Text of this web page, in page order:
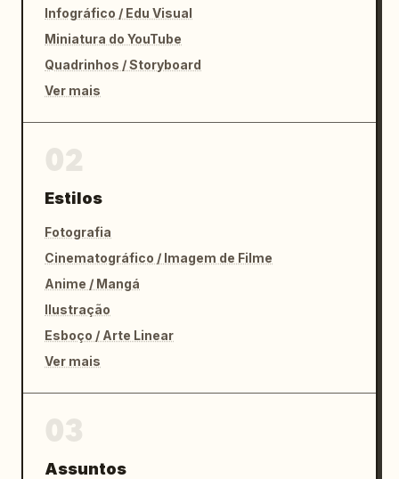
Infográfico / Edu Visual
Miniatura do YouTube
Quadrinhos / Storyboard
Ver mais
Estilos
Fotografia
Cinematográfico / Imagem de Filme
Anime / Mangá
Ilustração
Esboço / Arte Linear
Ver mais
Assuntos